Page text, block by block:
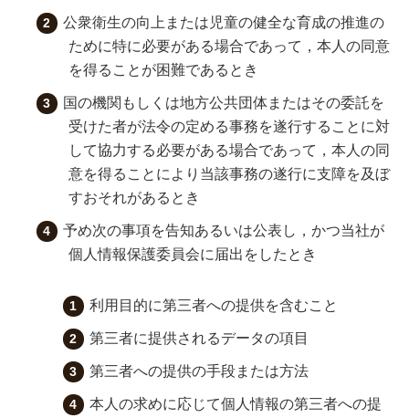
公衆衛生の向上または児童の健全な育成の推進の
ために特に必要がある場合であって，本人の同意
を得ることが困難であるとき
国の機関もしくは地方公共団体またはその委託を
受けた者が法令の定める事務を遂行することに対
して協力する必要がある場合であって，本人の同
意を得ることにより当該事務の遂行に支障を及ぼ
すおそれがあるとき
予め次の事項を告知あるいは公表し，かつ当社が
個人情報保護委員会に届出をしたとき
利用目的に第三者への提供を含むこと
第三者に提供されるデータの項目
第三者への提供の手段または方法
本人の求めに応じて個人情報の第三者への提